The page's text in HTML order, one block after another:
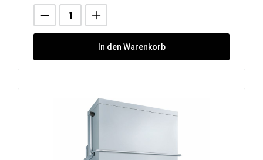
In den Warenkorb